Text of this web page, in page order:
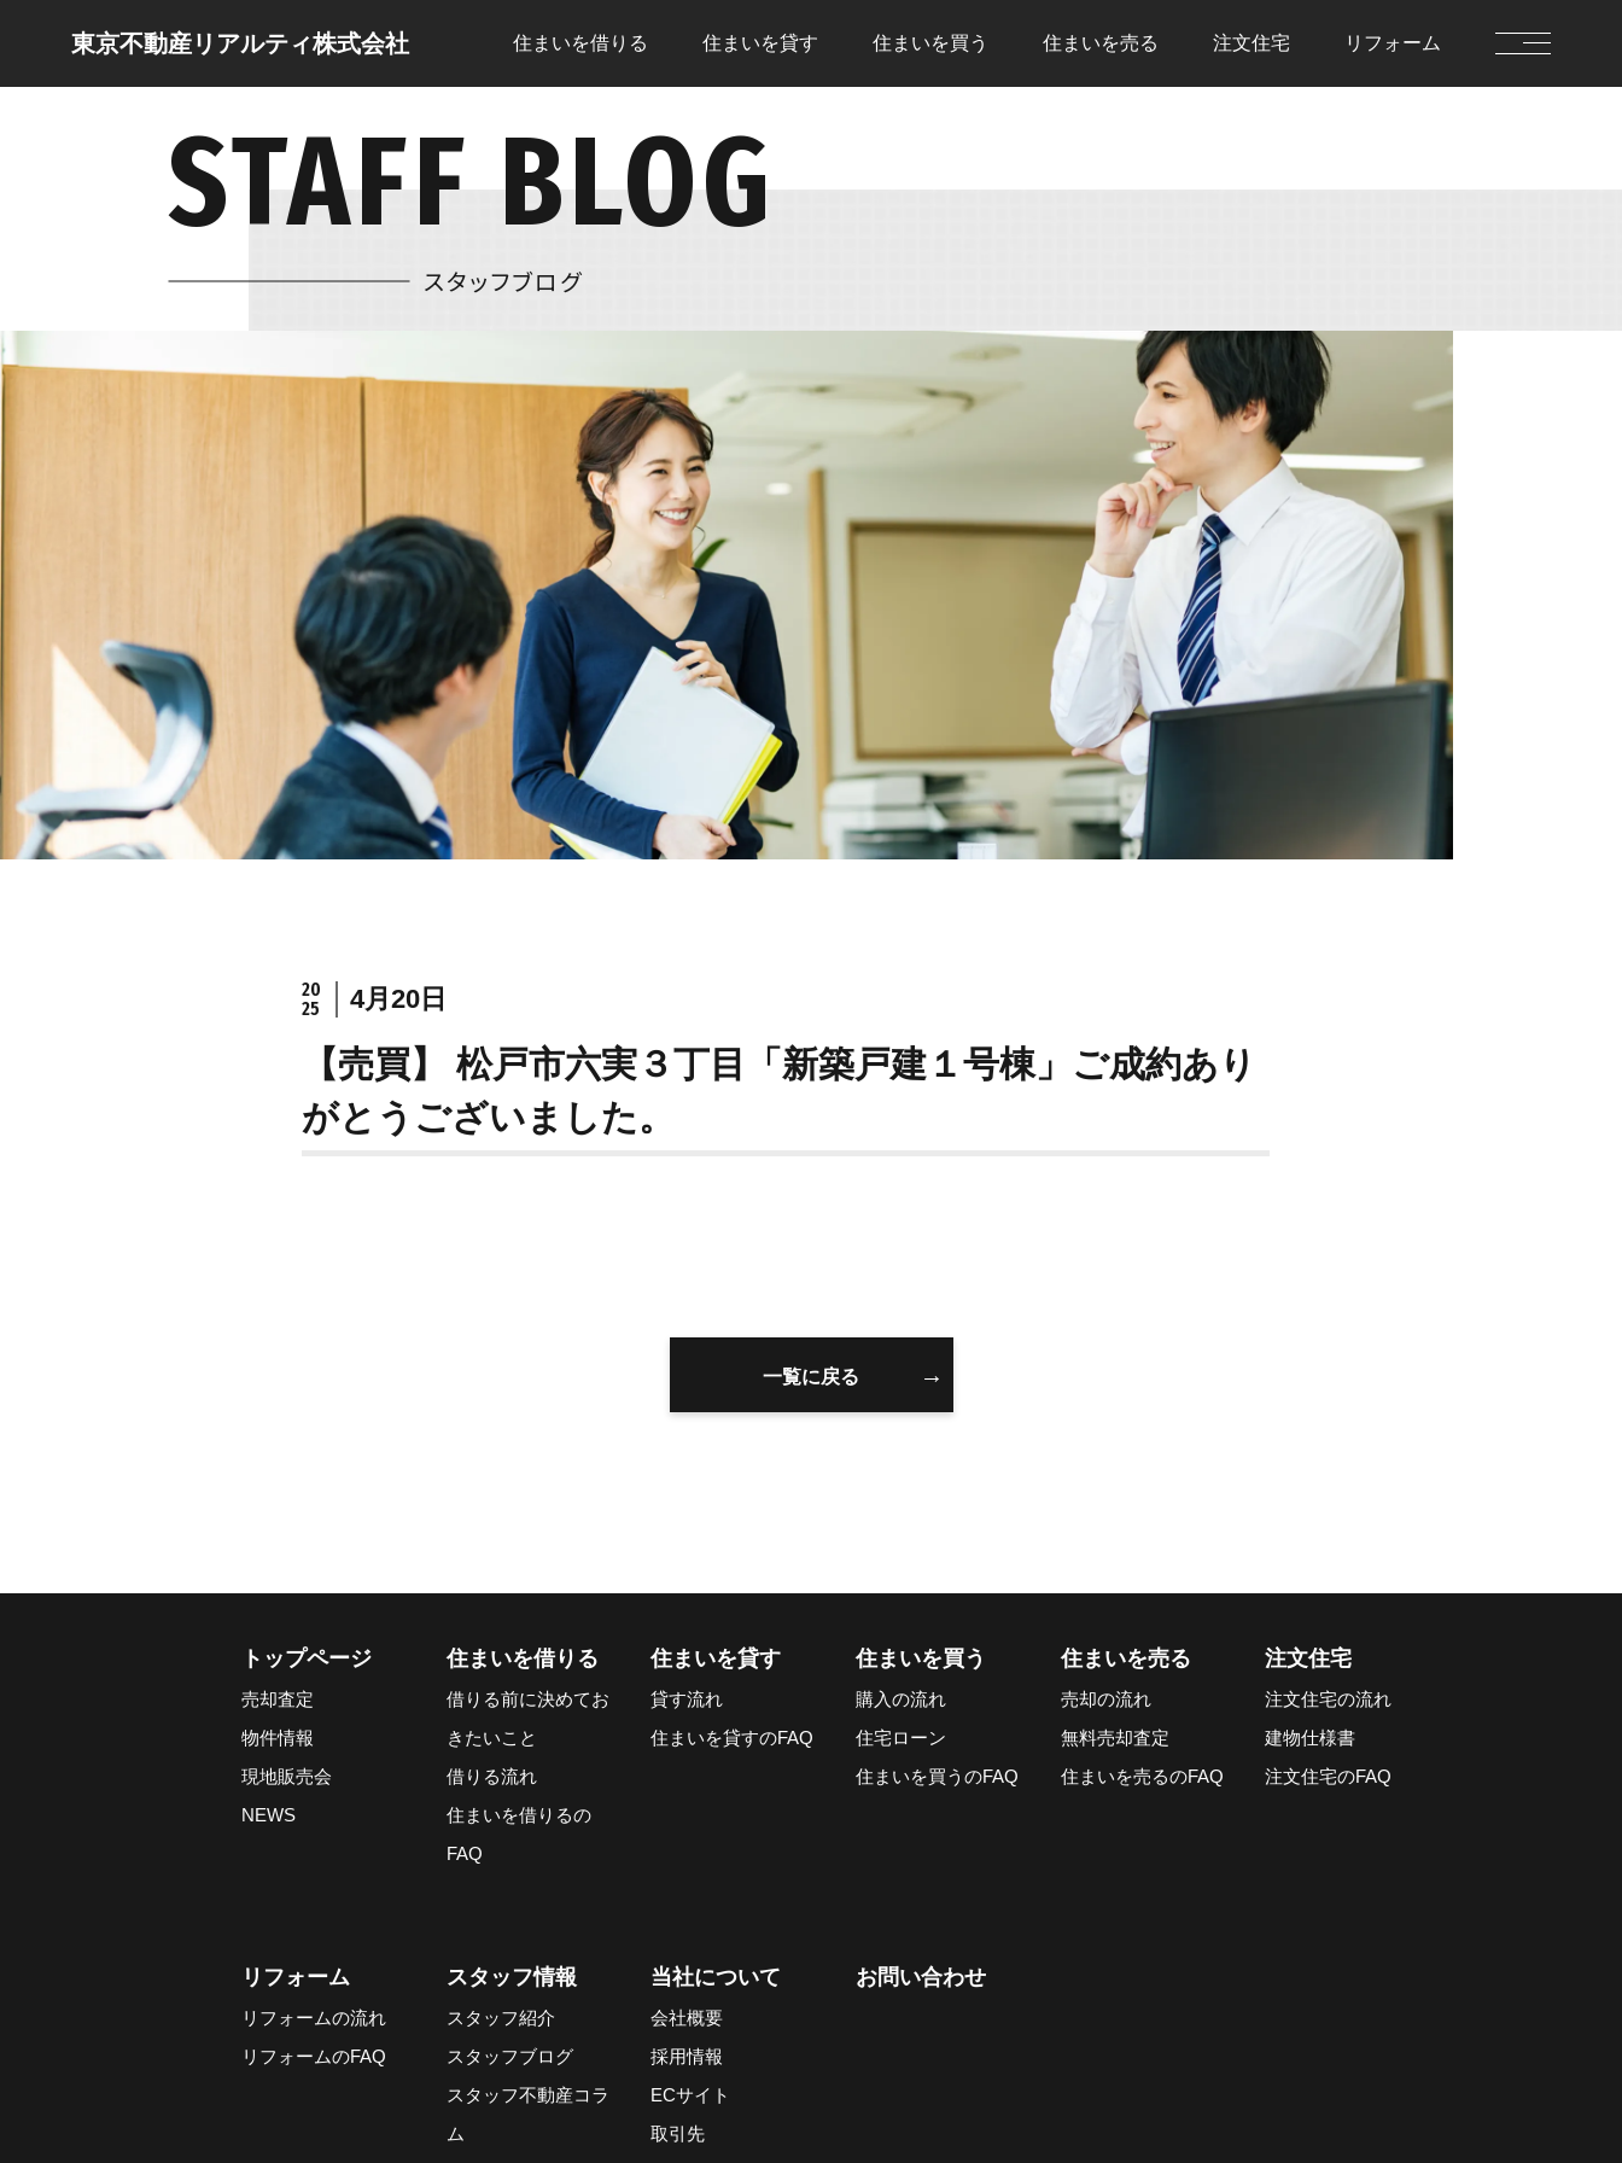
東京不動産リアルティ株式会社 住まいを借りる 住まいを貸す 住まいを買う 住まいを売る 注文住宅 リフォーム
トップページ
売却査定
物件情報
住まいを買う
購入の流れ
住宅ローン
住まいを買うのFAQ
住まいを売る
無料売却査定
住まいを売るのFAQ
注文住宅
注文住宅の流れ
建物仕様書
注文住宅のFAQ
リフォーム
リフォームの流れ
リフォームのFAQ
スタッフ情報
スタッフ紹介
スタッフブログ
スタッフ不動産コラム
当社について
会社概要
採用情報
いて
住まいを借りる
住まいを貸す
住まいを買う
リフォーム
STAFF BLOG
スタッフブログ
20
25
4月20日
【売買】 松戸市六実３丁目「新築戸建１号棟」ご成約あり
がとうございました。
一覧に戻る
トップページ
売却査定
物件情報
現地販売会
NEWS
住まいを借りる
借りる前に決めてお
きたいこと
借りる流れ
住まいを借りるの
FAQ
住まいを貸す
貸す流れ
住まいを貸すのFAQ
住まいを買う
購入の流れ
住宅ローン
住まいを買うのFAQ
住まいを売る
売却の流れ
無料売却査定
住まいを売るのFAQ
注文住宅
注文住宅の流れ
建物仕様書
注文住宅のFAQ
リフォーム
リフォームの流れ
リフォームのFAQ
スタッフ情報
スタッフ紹介
スタッフブログ
スタッフ不動産コラ
ム
当社について
会社概要
採用情報
ECサイト
取引先
お問い合わせ